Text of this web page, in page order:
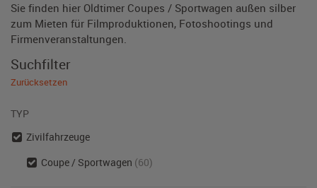
Sie finden hier Oldtimer Coupes / Sportwagen außen silber
zum Mieten für Filmproduktionen, Fotoshootings und
Firmenveranstaltungen.
Suchfilter
Zurücksetzen
TYP
Zivilfahrzeuge
Coupe / Sportwagen (60)